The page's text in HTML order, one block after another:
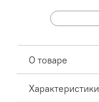
О товаре
Характеристики